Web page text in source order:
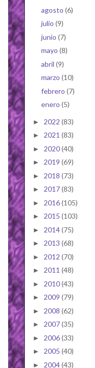
agosto (6)
julio (9)
junio (7)
mayo (8)
abril (9)
marzo (10)
febrero (7)
enero (5)
► 2022 (83)
► 2021 (83)
► 2020(40)
► 2019 (69)
► 2018 (73)
► 2017(83)
► 2016(105)
► 2015 (103)
► 2014(75)
► 2013 (68)
► 2012 (70)
► 2011 (48)
► 2010(43)
► 2009 (79)
► 2008 (62)
► 2007(35)
► 2006(33)
► 2005 (40)
► 2004(43)